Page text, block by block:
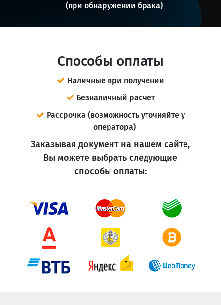
(при обнаружении брака)
Способы оплаты
Наличные при получении
Безналичный расчет
Рассрочка (возможность уточняйте у
оператора)
Заказывая документ на нашем сайте,
Вы можете выбрать следующие
способы оплаты: